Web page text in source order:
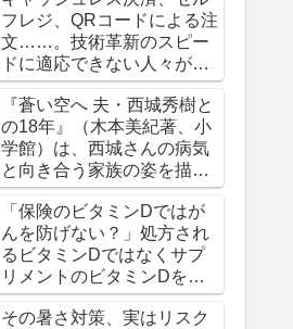
フレジ、QRコードによる注
文……。技術革新のスピー
ドに適応できない人々が置
き去りにされていく現実。
『蒼い空へ 夫・西城秀樹と
の18年』（木本美紀著、小
学館）は、西城さんの病気
と向き合う家族の姿を描い
た、渾身の記録です。
「保険のビタミンDではが
んを防げない？」処方され
るビタミンDではなくサプ
リメントのビタミンDを摂
るべきという衝撃の真実
その暑さ対策、実はリスク